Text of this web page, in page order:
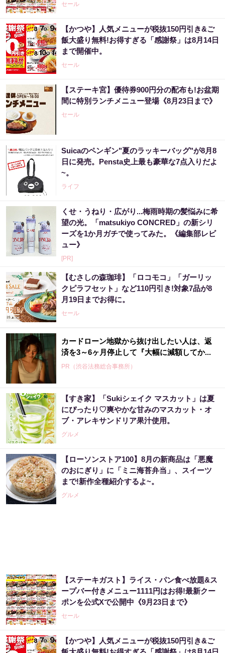
セール
【かつや】人気メニューが税抜150円引き&ご
飯大盛り無料!お得すぎる「感謝祭」は8月14日
まで開催中。
セール
【ステーキ宮】優待券900円分の配布も!お盆期
間に特別ランチメニュー登場《8月23日まで》
セール
Suicaのペンギン"夏のラッキーバッグ"が8月8
日に発売。Pensta史上最も豪華な7点入りだよ
~。
ライフ
くせ・うねり・広がり...梅雨時期の髪悩みに希
望の光。「matsukiyo CONCRED」の新シリ
ーズを1か月ガチで使ってみた。《編集部レビ
ュー》
[PR]
【むさしの森珈琲】「ロコモコ」「ガーリッ
クピラフセット」など110円引き!対象7品が8
月19日までお得に。
セール
カードローン地獄から抜け出したい人は、返
済を3～6ヶ月停止して『大幅に減額してか...
PR（渋谷法務総合事務所）
アマゾン1位の実績！380円で5日間お試し。
【昭和43年以前生まれはロト６この数字を買
うべき】6つの数字が「完全一致」する方...
PR（株式会社MURA）
８月のロト6はこの方法で買え!!６つの数字が
『完全一致』する方法
PR（株式会社MURA）
カードローン地獄の人は、消費者金融が教え
【すき家】「Sukiシェイク マスカット」は夏
にぴったり♡爽やかな甘みのマスカット・オ
ブ・アレキサンドリア果汁使用。
グルメ
【ローソンストア100】8月の新商品は「悪魔
のおにぎり」に「ミニ海苔弁当」、スイーツ
まで!新作全種紹介するよ~。
グルメ
【ステーキガスト】ライス・パン食べ放題&ス
ープバー付きメニュー1111円はお得!最新クー
ポンを公式Xで公開中《9月23日まで》
セール
【かつや】人気メニューが税抜150円引き&ご